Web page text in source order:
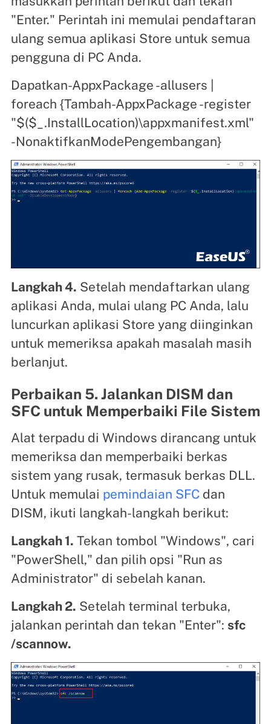
"Enter." Perintah ini memulai pendaftaran
ulang semua aplikasi Store untuk semua
pengguna di PC Anda.
Dapatkan-AppxPackage -allusers |
foreach {Tambah-AppxPackage -register
"$($_.InstallLocation)\appxmanifest.xml"
-NonaktifkanModePengembangan}
Langkah 4. Setelah mendaftarkan ulang
aplikasi Anda, mulai ulang PC Anda, lalu
luncurkan aplikasi Store yang diinginkan
untuk memeriksa apakah masalah masih
berlanjut.
Perbaikan 5. Jalankan DISM dan
SFC untuk Memperbaiki File Sistem
Alat terpadu di Windows dirancang untuk
memeriksa dan memperbaiki berkas
sistem yang rusak, termasuk berkas DLL.
Untuk memulai pemindaian SFCdan
DISM, ikuti langkah-langkah berikut:
Langkah 1. Tekan tombol "Windows", cari
"PowerShell," dan pilih opsi "Run as
Administrator" di sebelah kanan.
Langkah 2. Setelah terminal terbuka,
jalankan perintah dan tekan "Enter": sfc
/scannow.